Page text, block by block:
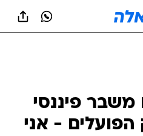
משבר פיננסי
- אני